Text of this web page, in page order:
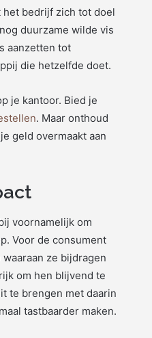
het bedrijf zich tot doel
duurzame wilde vis
aanzetten tot
die hetzelfde doet.
je kantoor. Bied je
. Maar onthoud
geld overmaakt aan
voornamelijk om
Voor de consument
ze bijdragen
om hen blijvend te
te brengen met daarin
tastbaarder maken.